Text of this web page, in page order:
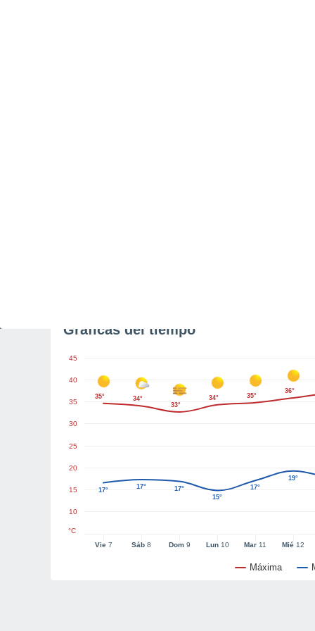
Gráficas del tiempo
Máxima
Vie7 Sáb 8 Dom9 Lun10 Mar 11 Mié 12
10
15
20
25
30
35
40
45
°C
35°
34°
33°
34° 35°
36°
17° 17°
17°
15°
17°
19°